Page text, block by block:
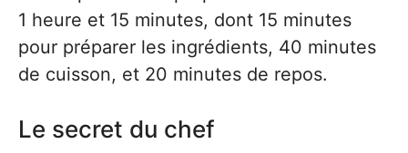
1 heure et 15 minutes, dont 15 minutes
pour préparer les ingrédients, 40 minutes
de cuisson, et 20 minutes de repos.
Le secret du chef